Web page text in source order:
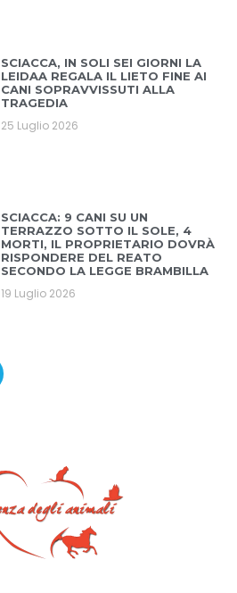
SCIACCA, IN SOLI SEI GIORNI LA
LEIDAA REGALA IL LIETO FINE AI
CANI SOPRAVVISSUTI ALLA
TRAGEDIA
25 Luglio 2026
SCIACCA: 9 CANI SU UN
TERRAZZO SOTTO IL SOLE, 4
MORTI, IL PROPRIETARIO DOVRÀ
RISPONDERE DEL REATO
SECONDO LA LEGGE BRAMBILLA
19 Luglio 2026